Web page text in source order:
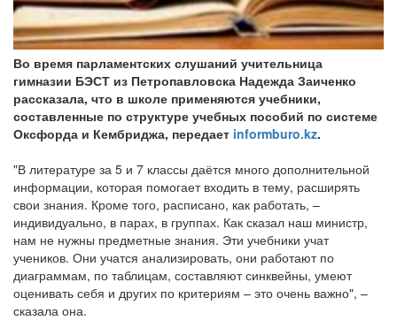
Во время парламентских слушаний учительница
гимназии БЭСТ из Петропавловска Надежда Заиченко
рассказала, что в школе применяются учебники,
составленные по структуре учебных пособий по системе
Оксфорда и Кембриджа, передает informburo.kz.
"В литературе за 5 и 7 классы даётся много дополнительной
информации, которая помогает входить в тему, расширять
свои знания. Кроме того, расписано, как работать, –
индивидуально, в парах, в группах. Как сказал наш министр,
нам не нужны предметные знания. Эти учебники учат
учеников. Они учатся анализировать, они работают по
диаграммам, по таблицам, составляют синквейны, умеют
оценивать себя и других по критериям – это очень важно", –
сказала она.